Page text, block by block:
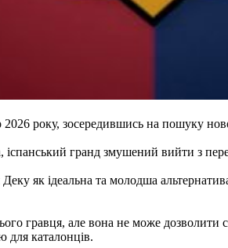
року, зосередившись на пошуку
гранд змушений вийти з
як ідеальна та молодша
гравця, але вона не може
для каталонців.